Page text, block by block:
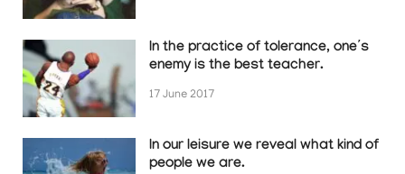
In the practice of tolerance, one’s
enemy is the best teacher.
17 June 2017
In our leisure we reveal what kind of
people we are.